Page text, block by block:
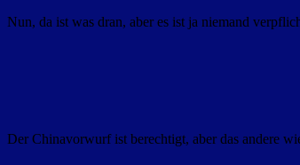
Nun, da ist was dran, aber es ist ja niemand
Der Chinavorwurf ist berechtigt, aber das andere